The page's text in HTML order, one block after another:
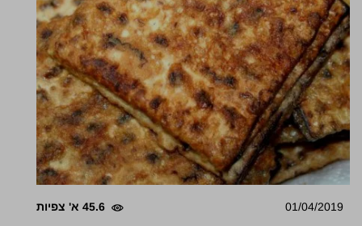
01/04/2019 45.6 א' צפיות